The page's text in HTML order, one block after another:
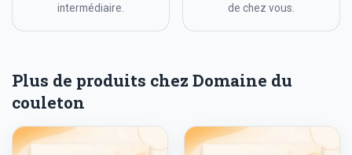
intermédiaire.
de chez vous.
Plus de produits chez Domaine du
couleton